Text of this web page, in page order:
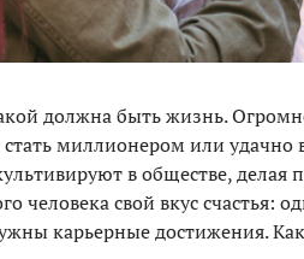
должна быть жизнь.
стать миллионером или
в обществе, делая
человека свой вкус счастья:
карьерные достижения. Как